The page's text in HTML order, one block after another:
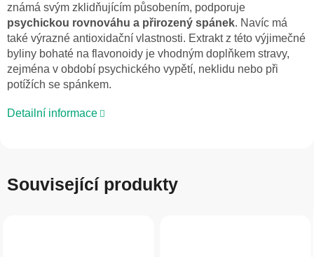
známá svým zklidňujícím působením, podporuje
psychickou rovnováhu a přirozený spánek. Navíc má
také výrazné antioxidační vlastnosti. Extrakt z této výjimečné
byliny bohaté na flavonoidy je vhodným doplňkem stravy,
zejména v období psychického vypětí, neklidu nebo při
potížích se spánkem.
Detailní informace
Související produkty